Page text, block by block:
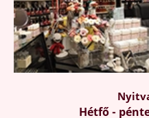
Hétfő -